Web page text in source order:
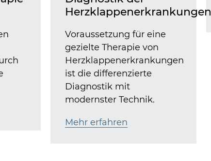
Herzklappenerkrankungen
Voraussetzung für eine
gezielte Therapie von
Herzklappenerkrankungen
ist die differenzierte
Diagnostik mit
modernster Technik.
Mehr erfahren